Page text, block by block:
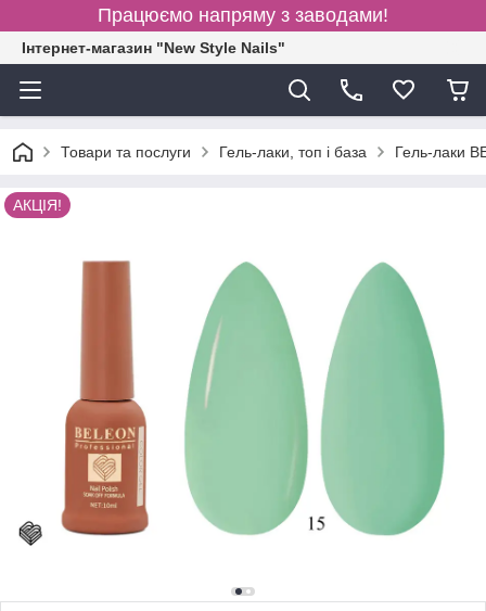
Працюємо напряму з заводами!
Інтернет-магазин "New Style Nails"
Товари та послуги Гель-лаки, топ і база Гель-лаки
АКЦІЯ!